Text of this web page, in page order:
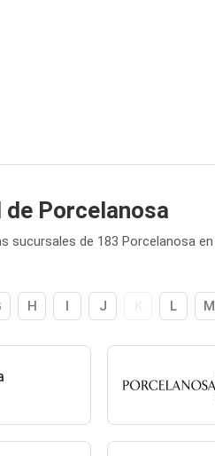
de Porcelanosa
de 183 Porcelanosa en
H I J L M